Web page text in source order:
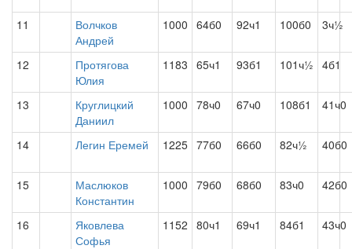
11
Волчков
Андрей
1000 64б0 92ч1 100б0 3ч½
12
Протягова
Юлия
1183 65ч1 93б1 101ч½ 4б1
13
Круглицкий
Даниил
1000 78ч0 67ч0 108б1 41ч0
14 Легин Еремей 1225 77б0 66б0 82ч½ 40б0
15
Маслюков
Константин
1000 79б0 68б0 83ч0 42б0
16
Яковлева
Софья
1152 80ч1 69ч1 84б1 43ч0